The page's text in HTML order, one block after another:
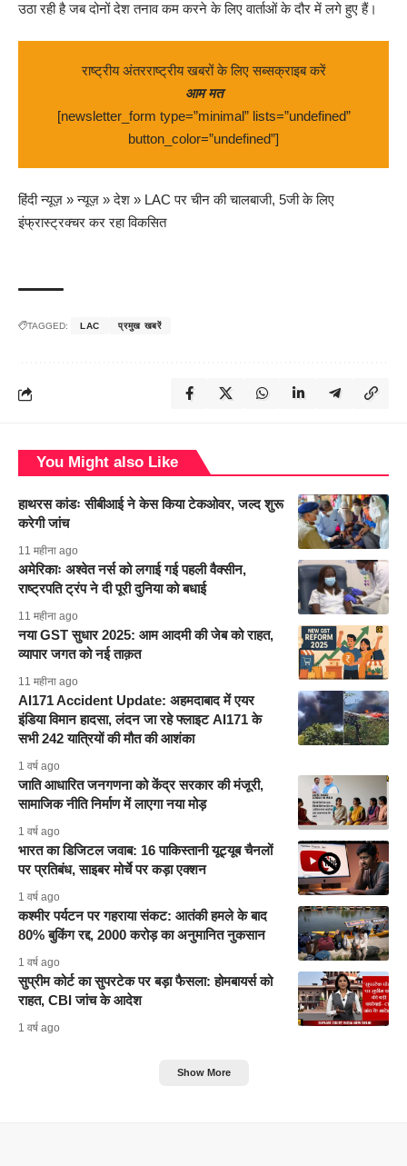
उठा रही है जब दोनों देश तनाव कम करने के लिए वार्ताओं के दौर में लगे हुए हैं।
राष्ट्रीय अंतरराष्ट्रीय खबरों के लिए सब्सक्राइब करें
आम मत
[newsletter_form type=”minimal” lists=”undefined”
button_color=”undefined”]
हिंदी न्यूज़ »न्यूज़ »देश » LAC पर चीन की चालबाजी, 5जी के लिए
इंफ्रास्ट्रक्चर कर रहा विकसित
TAGGED: LAC प्रमुख खबरें
You Might also Like
हाथरस कांडः सीबीआई ने केस किया टेकओवर, जल्द शुरू
करेगी जांच
11 महीना ago
अमेरिकाः अश्वेत नर्स को लगाई गई पहली वैक्सीन,
राष्ट्रपति ट्रंप ने दी पूरी दुनिया को बधाई
11 महीना ago
नया GST सुधार 2025: आम आदमी की जेब को राहत,
व्यापार जगत को नई ताक़त
11 महीना ago
AI171 Accident Update: अहमदाबाद में एयर
इंडिया विमान हादसा, लंदन जा रहे फ्लाइट AI171 के
सभी 242 यात्रियों की मौत की आशंका
1 वर्ष ago
जाति आधारित जनगणना को केंद्र सरकार की मंजूरी,
सामाजिक नीति निर्माण में लाएगा नया मोड़
1 वर्ष ago
भारत का डिजिटल जवाब: 16 पाकिस्तानी यूट्यूब चैनलों
पर प्रतिबंध, साइबर मोर्चे पर कड़ा एक्शन
1 वर्ष ago
कश्मीर पर्यटन पर गहराया संकट: आतंकी हमले के बाद
80% बुकिंग रद्द, 2000 करोड़ का अनुमानित नुकसान
1 वर्ष ago
सुप्रीम कोर्ट का सुपरटेक पर बड़ा फैसला: होमबायर्स को
राहत, CBI जांच के आदेश
1 वर्ष ago
Show More